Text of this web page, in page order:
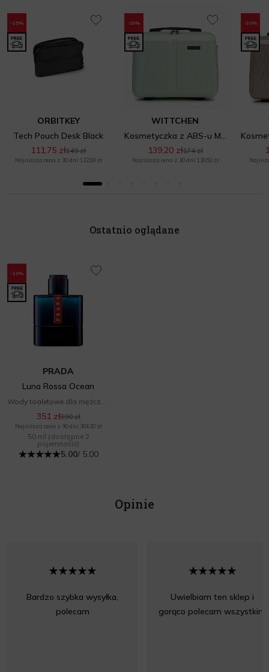
-25%
ORBITKEY
Tech Pouch Desk Black
111,75 zł149 zł
Najniższa cena z 30 dni: 122,18 zł
-20%
WITTCHEN
Kosmetyczka z ABS-u Miętowa
139,20 zł174 zł
Najniższa cena z 30 dni: 130,50 zł
-20%
Ostatnio oglądane
-10%
PRADA
Luna Rossa Ocean
351 zł390 zł
Najniższa cena z 30 dni: 304,20 zł
50 ml (dostępne 2
pojemności)
5.00/ 5.00
Opinie
Bardzo szybka wysyłka,
polecam
Uwielbiam ten sklep i
gorąco polecam wszystkim